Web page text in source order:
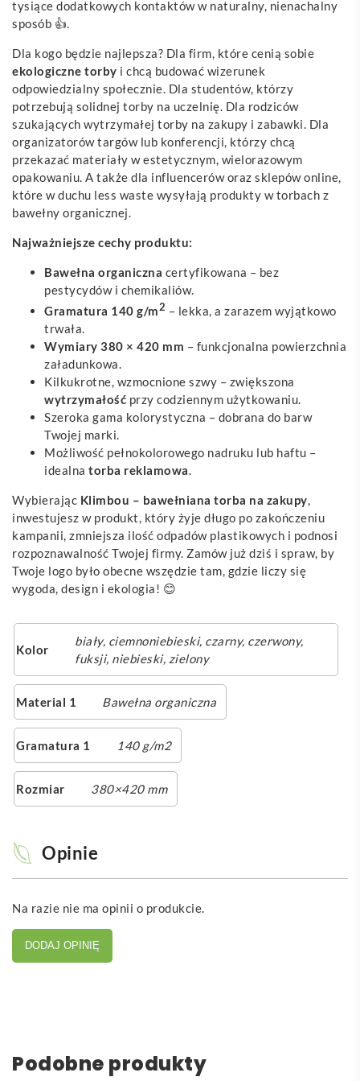
tysiące dodatkowych kontaktów w naturalny, nienachalny
sposób 👍.
Dla kogo będzie najlepsza? Dla firm, które cenią sobie
ekologiczne torby i chcą budować wizerunek
odpowiedzialny społecznie. Dla studentów, którzy
potrzebują solidnej torby na uczelnię. Dla rodziców
szukających wytrzymałej torby na zakupy i zabawki. Dla
organizatorów targów lub konferencji, którzy chcą
przekazać materiały w estetycznym, wielorazowym
opakowaniu. A także dla influencerów oraz sklepów online,
które w duchu less waste wysyłają produkty w torbach z
bawełny organicznej.
Najważniejsze cechy produktu:
Bawełna organiczna certyfikowana – bez
pestycydów i chemikaliów.
Gramatura 140 g/m2 – lekka, a zarazem wyjątkowo
trwała.
Wymiary 380 × 420 mm – funkcjonalna powierzchnia
załadunkowa.
Kilkukrotne, wzmocnione szwy – zwiększona
wytrzymałość przy codziennym użytkowaniu.
Szeroka gama kolorystyczna – dobrana do barw
Twojej marki.
Możliwość pełnokolorowego nadruku lub haftu –
idealna torba reklamowa.
Wybierając Klimbou – bawełniana torba na zakupy,
inwestujesz w produkt, który żyje długo po zakończeniu
kampanii, zmniejsza ilość odpadów plastikowych i podnosi
rozpoznawalność Twojej firmy. Zamów już dziś i spraw, by
Twoje logo było obecne wszędzie tam, gdzie liczy się
wygoda, design i ekologia! 😊
Kolor
biały, ciemnoniebieski, czarny, czerwony,
fuksji, niebieski, zielony
Material 1 Bawełna organiczna
Gramatura 1 140 g/m2
Rozmiar 380×420 mm
Opinie
Na razie nie ma opinii o produkcie.
DODAJ OPINIĘ
Podobne produkty